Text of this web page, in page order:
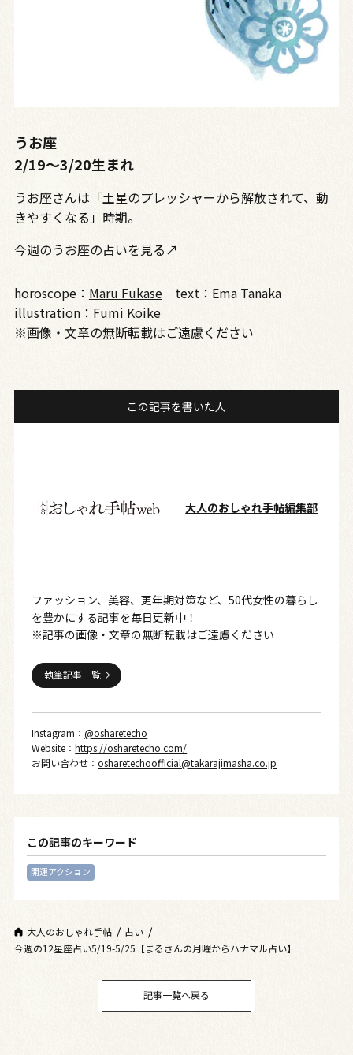
うお座
2/19〜3/20生まれ
うお座さんは「土星のプレッシャーから解放されて、動
きやすくなる」時期。
今週のうお座の占いを見る↗
horoscope： Maru Fukasetext：Ema Tanaka
illustration：Fumi Koike
※画像・文章の無断転載はご遠慮ください
この記事を書いた人
大人のおしゃれ手帖編集部
ファッション、美容、更年期対策など、50代女性の暮らし
を豊かにする記事を毎日更新中！
※記事の画像・文章の無断転載はご遠慮ください
執筆記事一覧
Instagram：@osharetecho
Website：https://osharetecho.com/
お問い合わせ：osharetechoofficial@takarajimasha.co.jp
この記事のキーワード
開運アクション
大人のおしゃれ手帖
占い
今週の12星座占い5/19-5/25【まるさんの月曜からハナマル占い】
記事一覧へ戻る